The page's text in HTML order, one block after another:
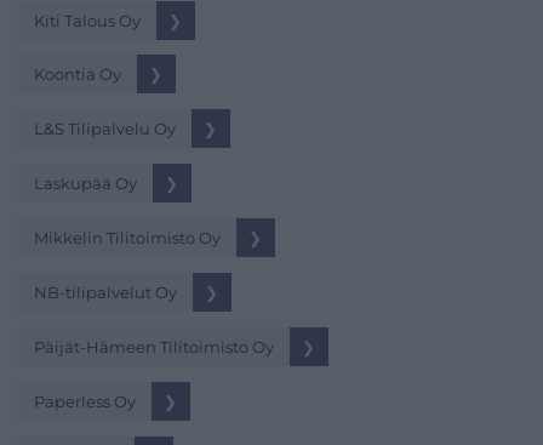
Kiti Talous Oy ❯
Koontia Oy ❯
L&S Tilipalvelu Oy ❯
Laskupää Oy ❯
Mikkelin Tilitoimisto Oy ❯
NB-tilipalvelut Oy ❯
Päijät-Hämeen Tilitoimisto Oy ❯
Paperless Oy ❯